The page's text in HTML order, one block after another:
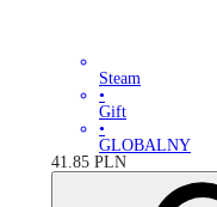
Steam
•
Gift
•
GLOBALNY
41.85 PLN